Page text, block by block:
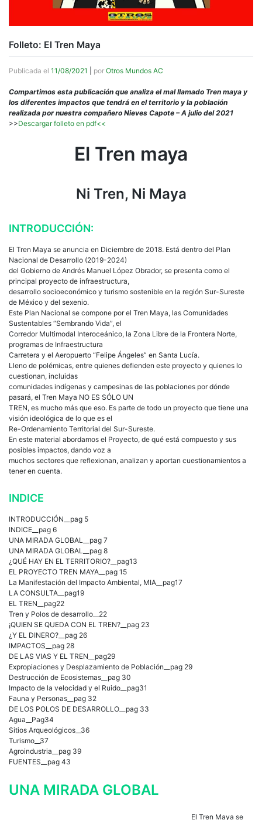
Folleto: El Tren Maya
Publicada el 11/08/2021 por Otros Mundos AC
Compartimos esta publicación que analiza el mal llamado Tren maya y
los diferentes impactos que tendrá en el territorio y la población
realizada por nuestra compañero Nieves Capote – A julio del 2021
>>Descargar folleto en pdf<<
El Tren maya
Ni Tren, Ni Maya
INTRODUCCIÓN:
El Tren Maya se anuncia en Diciembre de 2018. Está dentro del Plan
Nacional de Desarrollo (2019-2024)
del Gobierno de Andrés Manuel López Obrador, se presenta como el
principal proyecto de infraestructura,
desarrollo socioeconómico y turismo sostenible en la región Sur-Sureste
de México y del sexenio.
Este Plan Nacional se compone por el Tren Maya, las Comunidades
Sustentables “Sembrando Vida”, el
Corredor Multimodal Interoceánico, la Zona Libre de la Frontera Norte,
programas de Infraestructura
Carretera y el Aeropuerto “Felipe Ángeles” en Santa Lucía.
Lleno de polémicas, entre quienes defienden este proyecto y quienes lo
cuestionan, incluidas
comunidades indígenas y campesinas de las poblaciones por dónde
pasará, el Tren Maya NO ES SÓLO UN
TREN, es mucho más que eso. Es parte de todo un proyecto que tiene una
visión ideológica de lo que es el
Re-Ordenamiento Territorial del Sur-Sureste.
En este material abordamos el Proyecto, de qué está compuesto y sus
posibles impactos, dando voz a
muchos sectores que reflexionan, analizan y aportan cuestionamientos a
tener en cuenta.
INDICE
INTRODUCCIÓN__pag 5
INDICE__pag 6
UNA MIRADA GLOBAL__pag 7
UNA MIRADA GLOBAL__pag 8
¿QUÉ HAY EN EL TERRITORIO?__pag13
EL PROYECTO TREN MAYA__pag 15
La Manifestación del Impacto Ambiental, MIA__pag17
LA CONSULTA__pag19
EL TREN__pag22
Tren y Polos de desarrollo__22
¡QUIEN SE QUEDA CON EL TREN?__pag 23
¿Y EL DINERO?__pag 26
IMPACTOS__pag 28
DE LAS VIAS Y EL TREN__pag29
Expropiaciones y Desplazamiento de Población__pag 29
Destrucción de Ecosistemas__pag 30
Impacto de la velocidad y el Ruido__pag31
Fauna y Personas__pag 32
DE LOS POLOS DE DESARROLLO__pag 33
Agua__Pag34
Sitios Arqueológicos__36
Turismo__37
Agroindustria__pag 39
FUENTES__pag 43
UNA MIRADA GLOBAL
El Tren Maya se